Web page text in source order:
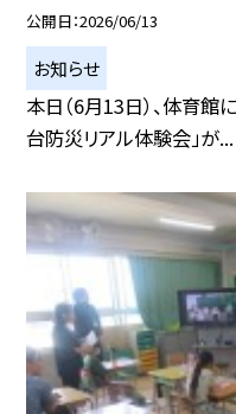
公開日 2026/06/13
お知らせ
本日（6月13日）、体育館
台防災リアル体験会」が...